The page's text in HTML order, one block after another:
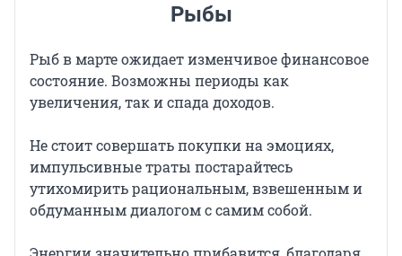
Рыбы
Рыб в марте ожидает изменчивое финансовое
состояние. Возможны периоды как
увеличения, так и спада доходов.
Не стоит совершать покупки на эмоциях,
импульсивные траты постарайтесь
утихомирить рациональным, взвешенным и
обдуманным диалогом с самим собой.